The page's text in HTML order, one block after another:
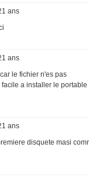
ans
ans
le fichier n'es pas
a installer le portable
ans
disquete masi